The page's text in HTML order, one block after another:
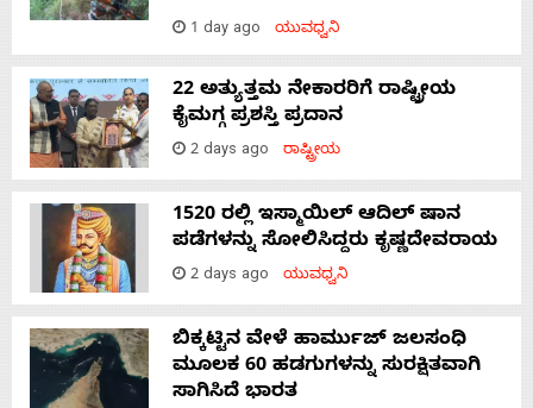
1 day ago ಯುವಧ್ವನಿ
22 ಅತ್ಯುತ್ತಮ ನೇಕಾರರಿಗೆ ರಾಷ್ಟ್ರೀಯ
ಕೈಮಗ್ಗ ಪ್ರಶಸ್ತಿ ಪ್ರದಾನ
2 days ago ರಾಷ್ಟ್ರೀಯ
1520 ರಲ್ಲಿ ಇಸ್ಮಾಯಿಲ್ ಆದಿಲ್ ಷಾನ
ಪಡೆಗಳನ್ನು ಸೋಲಿಸಿದ್ದರು ಕೃಷ್ಣದೇವರಾಯ
2 days ago ಯುವಧ್ವನಿ
ಬಿಕ್ಕಟ್ಟಿನ ವೇಳೆ ಹಾರ್ಮುಜ್ ಜಲಸಂಧಿ
ಮೂಲಕ 60 ಹಡಗುಗಳನ್ನು ಸುರಕ್ಷಿತವಾಗಿ
ಸಾಗಿಸಿದೆ ಭಾರತ